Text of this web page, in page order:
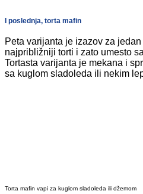
I poslednja, torta mafin
Peta varijanta je izazov za
najpribližniji torti i zato umesto
Tortasta varijanta je mekana i
sa kuglom sladoleda ili nekim
Torta mafin vapi za kuglom sladoleda ili džemom